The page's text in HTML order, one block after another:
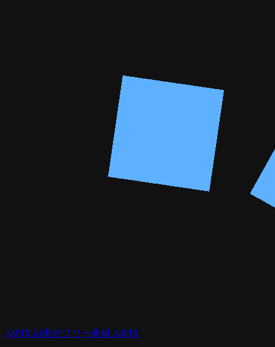
AIPIXAI美女フリー素材 AIPIX